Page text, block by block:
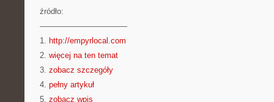
źródło:
———————————
1. http://empyrlocal.com
2. więcej na ten temat
3. zobacz szczegóły
4. pełny artykuł
5. zobacz wpis